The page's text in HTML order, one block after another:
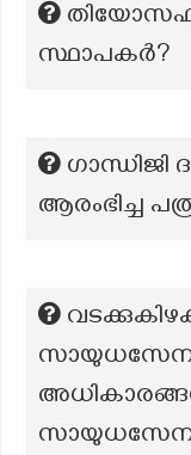
സ്ഥാപകർ?
ഗാന്ധിജി
ആരംഭിച്ച